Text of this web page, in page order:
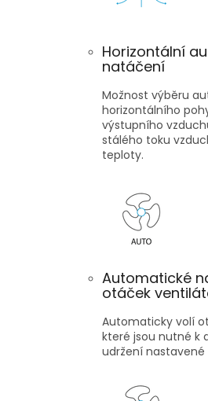
Horizontální
natáčení
Možnost výběru
horizontálního
výstupního
stálého toku
teploty.
Automatické
otáček
Automaticky volí
které jsou nutné k
udržení